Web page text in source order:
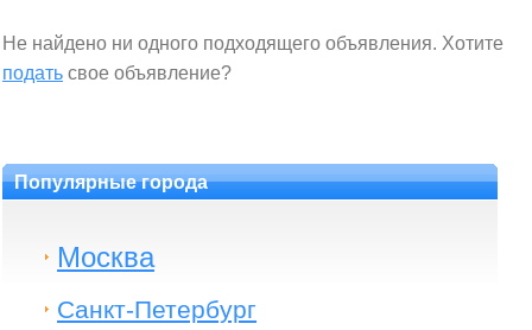
Не найдено ни одного подходящего объявления. Хотите
подать свое объявление?
Популярные города
Москва
Санкт-Петербург